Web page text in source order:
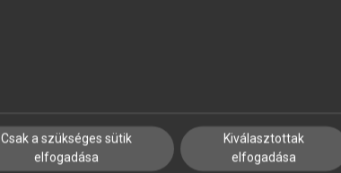
Csak a szükséges sütik
elfogadása
Kiválasztottak
elfogadása